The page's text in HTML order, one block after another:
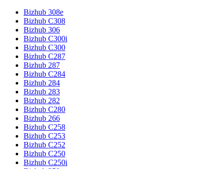
Bizhub 308e
Bizhub C308
Bizhub 306
Bizhub C300i
Bizhub C300
Bizhub C287
Bizhub 287
Bizhub C284
Bizhub 284
Bizhub 283
Bizhub 282
Bizhub C280
Bizhub 266
Bizhub C258
Bizhub C253
Bizhub C252
Bizhub C250
Bizhub C250i